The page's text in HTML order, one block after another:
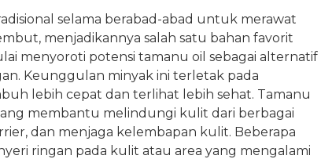
selama berabad-abad untuk merawat
menjadikannya salah satu bahan favorit
menyoroti potensi tamanu oil sebagai alternatif
Keunggulan minyak ini terletak pada
lebih cepat dan terlihat lebih sehat. Tamanu
membantu melindungi kulit dari berbagai
dan menjaga kelembapan kulit. Beberapa
ringan pada kulit atau area yang mengalami